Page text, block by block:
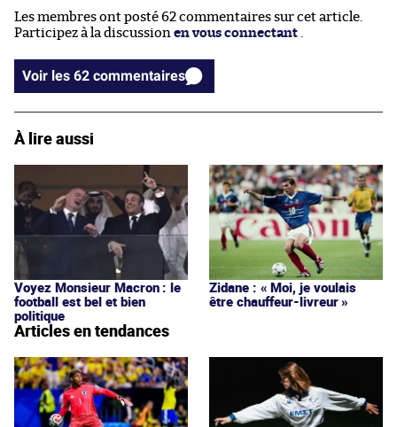
Les membres ont posté 62 commentaires sur cet article.
Participez à la discussion en vous connectant
Voir les 62 commentaires
À lire aussi
Voyez Monsieur Macron : le
football est bel et bien
politique
Zidane : « Moi, je voulais
être chauffeur-livreur »
Articles en tendances